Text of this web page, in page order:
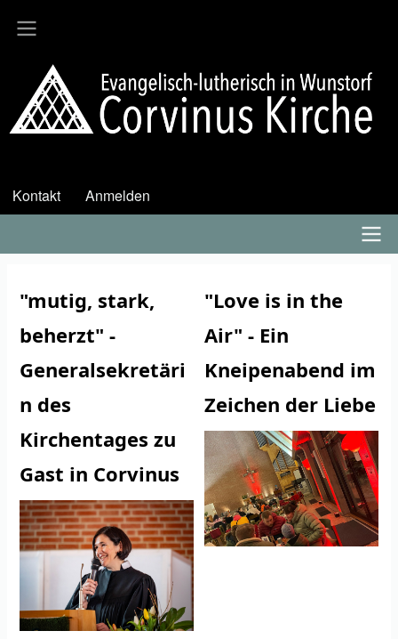
zum
User
Kontakt Anmelden
"mutig, stark,
beherzt" -
Generalsekretäri
n des
Kirchentages zu
Gast in Corvinus
"Love is in the
Air" - Ein
Kneipenabend im
Zeichen der Liebe